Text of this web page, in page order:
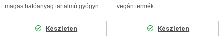
magas hatóanyag tartalmú gyógyn...
Készleten
vegán termék.
Készleten